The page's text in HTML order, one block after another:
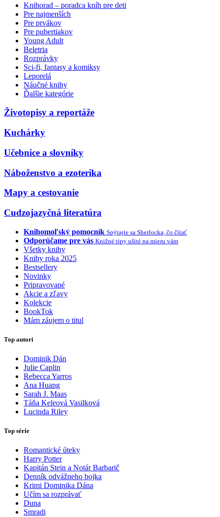
Knihorad – poradca kníh pre deti
Pre najmenších
Pre prvákov
Pre pubertiakov
Young Adult
Beletria
Rozprávky
Sci-fi, fantasy a komiksy
Leporelá
Náučné knihy
Ďalšie kategórie
Životopisy a reportáže
Kuchárky
Učebnice a slovníky
Náboženstvo a ezoterika
Mapy a cestovanie
Cudzojazyčná literatúra
Knihomoľský pomocník Spýtajte sa Sherlocka, čo čítať
Odporúčame pre vás Knižné tipy ušité na mieru vám
Všetky knihy
Knihy roka 2025
Bestsellery
Novinky
Pripravované
Akcie a zľavy
Kolekcie
BookTok
Mám záujem o titul
Top autori
Dominik Dán
Julie Caplin
Rebecca Yarros
Ana Huang
Sarah J. Maas
Táňa Keleová Vasilková
Lucinda Riley
Top série
Romantické úteky
Harry Potter
Kapitán Stein a Notár Barbarič
Denník odvážneho bojka
Krimi Dominika Dána
Učím sa rozprávať
Duna
Smradi